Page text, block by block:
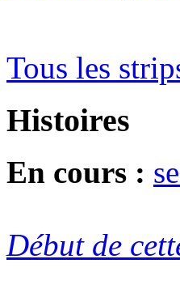
Tous les
Histoires
En cours :
Début de